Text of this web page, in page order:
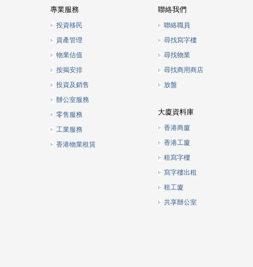
專業服務
投資移民
資產管理
物業估值
按揭安排
投資及銷售
辦公室服務
零售服務
工業服務
香港物業租賃
聯絡我們
聯絡職員
尋找寫字樓
尋找物業
尋找商用商店
放盤
大廈資料庫
香港商廈
香港工廈
租寫字樓
寫字樓出租
租工廈
共享辦公室